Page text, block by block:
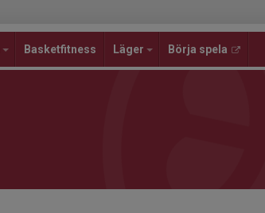
Basketfitness Läger Börja spela